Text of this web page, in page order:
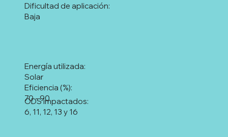
Baja
Dificultad de aplicación:
6, 11, 12, 13 y 16
ODS impactados:
Solar
Energía utilizada:
70 - 90
Eficiencia (%):